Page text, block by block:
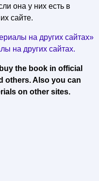
она у них есть в
сайте.
на других сайтах»
на других сайтах.
the book in official
others. Also you can
on other sites.